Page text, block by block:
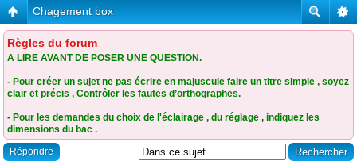
Chagement box
Règles du forum
A LIRE AVANT DE POSER UNE QUESTION.
- Pour créer un sujet ne pas écrire en majuscule faire un titre simple , soyez
clair et précis , Contrôler les fautes d’orthographes.
- Pour les demandes du choix de l'éclairage , du réglage , indiquez les
dimensions du bac .
Répondre